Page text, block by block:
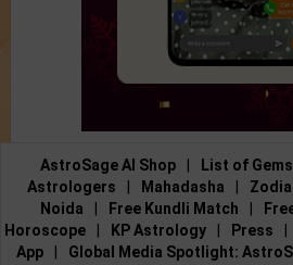
AstroSage AI Shop List of
Astrologers
Mahadasha
Noida
Free Kundli Match
Horoscope
KP Astrology Press
App
Global Media Spotlight: